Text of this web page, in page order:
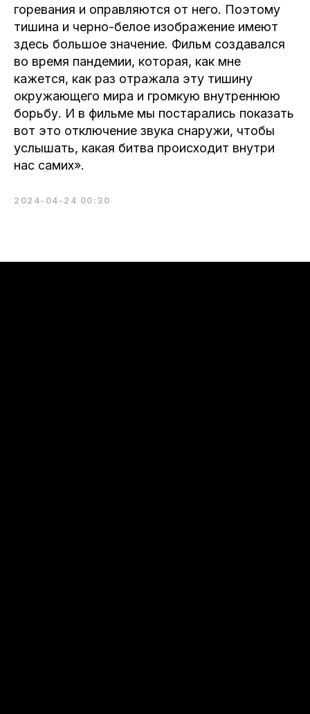
горевания и оправляются от него. Поэтому
тишина и черно-белое изображение имеют
здесь большое значение. Фильм создавался
во время пандемии, которая, как мне
кажется, как раз отражала эту тишину
окружающего мира и громкую внутреннюю
борьбу. И в фильме мы постарались показать
вот это отключение звука снаружи, чтобы
услышать, какая битва происходит внутри
нас самих».
2024-04-24 00:30